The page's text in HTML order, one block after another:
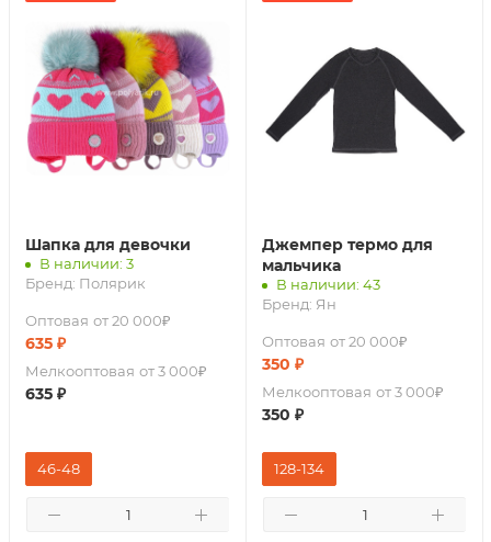
Шапка для девочки
В наличии: 3
Бренд: Полярик
Оптовая от 20 000₽
635 ₽
Мелкооптовая от 3 000₽
635 ₽
46-48
Джемпер термо для
мальчика
В наличии: 43
Бренд: Ян
Оптовая от 20 000₽
350 ₽
Мелкооптовая от 3 000₽
350 ₽
128-134